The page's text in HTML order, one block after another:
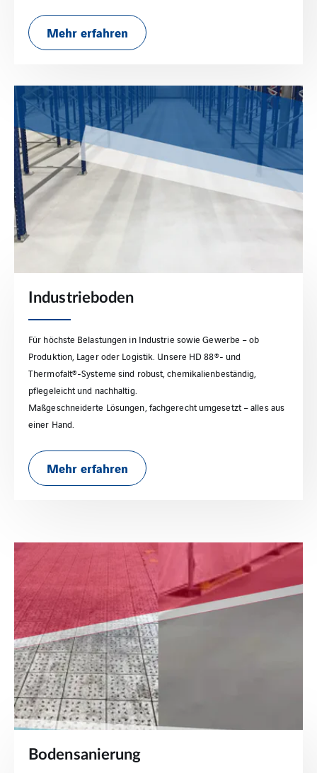
Mehr erfahren
Industrieboden
Für höchste Belastungen in Industrie sowie Gewerbe – ob
Produktion, Lager oder Logistik. Unsere HD 88®- und
Thermofalt®-Systeme sind robust, chemikalienbeständig,
pflegeleicht und nachhaltig.
Maßgeschneiderte Lösungen, fachgerecht umgesetzt – alles aus
einer Hand.
Mehr erfahren
Bodensanierung